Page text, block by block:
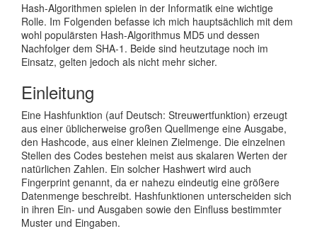
Hash-Algorithmen spielen in der Informatik eine wichtige
Rolle. Im Folgenden befasse ich mich hauptsächlich mit dem
wohl populärsten Hash-Algorithmus MD5 und dessen
Nachfolger dem SHA-1. Beide sind heutzutage noch im
Einsatz, gelten jedoch als nicht mehr sicher.
Einleitung
Eine Hashfunktion (auf Deutsch: Streuwertfunktion) erzeugt
aus einer üblicherweise großen Quellmenge eine Ausgabe,
den Hashcode, aus einer kleinen Zielmenge. Die einzelnen
Stellen des Codes bestehen meist aus skalaren Werten der
natürlichen Zahlen. Ein solcher Hashwert wird auch
Fingerprint genannt, da er nahezu eindeutig eine größere
Datenmenge beschreibt. Hashfunktionen unterscheiden sich
in ihren Ein- und Ausgaben sowie den Einfluss bestimmter
Muster und Eingaben.